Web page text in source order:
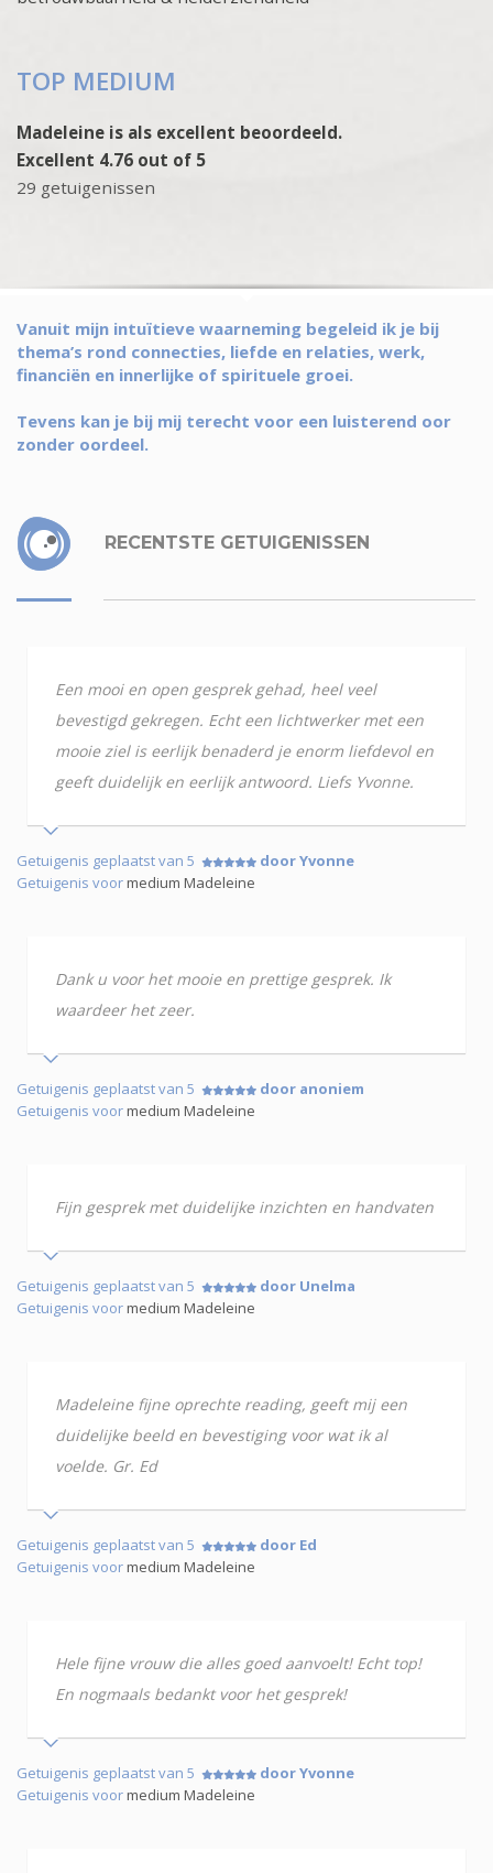
TOP MEDIUM
Madeleine is als excellent beoordeeld.
Excellent 4.76 out of 5
29 getuigenissen
Vanuit mijn intuïtieve waarneming begeleid ik je bij
thema’s rond connecties, liefde en relaties, werk,
financiën en innerlijke of spirituele groei.
Tevens kan je bij mij terecht voor een luisterend oor
zonder oordeel.
RECENTSTE GETUIGENISSEN
Een mooi en open gesprek gehad, heel veel
bevestigd gekregen. Echt een lichtwerker met een
mooie ziel is eerlijk benaderd je enorm liefdevol en
geeft duidelijk en eerlijk antwoord. Liefs Yvonne.
Getuigenis geplaatst van 5
door Yvonne
Getuigenis voormedium Madeleine
Dank u voor het mooie en prettige gesprek. Ik
waardeer het zeer.
Getuigenis geplaatst van 5
door anoniem
Getuigenis voormedium Madeleine
Fijn gesprek met duidelijke inzichten en handvaten
Getuigenis geplaatst van 5
door Unelma
Getuigenis voormedium Madeleine
Madeleine fijne oprechte reading, geeft mij een
duidelijke beeld en bevestiging voor wat ik al
voelde. Gr. Ed
Getuigenis geplaatst van 5
door Ed
Getuigenis voormedium Madeleine
Hele fijne vrouw die alles goed aanvoelt! Echt top!
En nogmaals bedankt voor het gesprek!
Getuigenis geplaatst van 5
door Yvonne
Getuigenis voormedium Madeleine